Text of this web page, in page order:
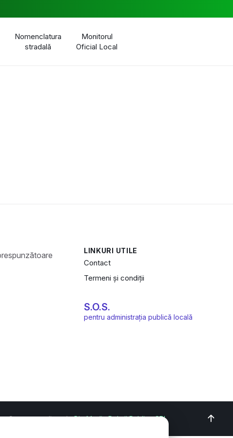
Nomenclatura
stradală
Monitorul
Oficial Local
LINKURI UTILE
Contact
Termeni și condiții
S.O.S.
pentru administrația publică locală
Concept realizat deBig Media Relații Publice SRL